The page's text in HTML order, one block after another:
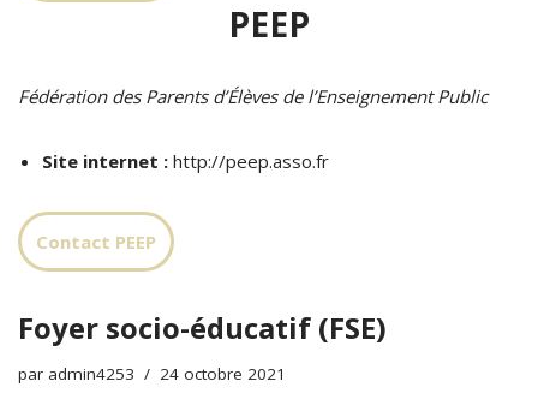
PEEP
Fédération des Parents d’Élèves de l’Enseignement Public
Site internet : http://peep.asso.fr
Contact PEEP
Foyer socio-éducatif (FSE)
par admin4253 24 octobre 2021